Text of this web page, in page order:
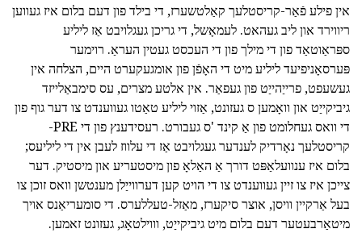
אין פילע פֿאַר-קריסטלעך קאַלטשערז, די בילד פון דעם בלום איז געווען
ריווירד און ליב געהאט. לעמאָשל, די גריכן געגלויבט אַז ליליע
ספּראַוטאַד פון די מילך פון די העכסט געטין העראַ. רוימער
פּערסאָניפיעד ליליע מיט די האָפֿן פון אומגעקערט היים, הצלחה אין
געשעפט, פרייַהייַט פון געפאַר. אין אלטע מצרים, עס סימבאַלייזד
גיביקייַט און וואָמען ס געזונט, אַזוי ליליע טאַטו געווענדט צו דער גוף פון
די וואס געחלומט פון אַ קינד 'ס געבורט. רעסידענץ פון די PRE-
קריסטלעך נאָרדיק לענדער געגלויבט אַז די עלווז לעבן אין די ליליעס;
בלום איז ענוועלאַפּט דורך אַ האַלאָ פון מיסטעריע און מיסטיק. דער
צייכן איז צו זיין געווענדט צו די הויט קען דערווייַלן מענטשן וואס זוכן צו
בעל אַרקיין וויסן, אוצר סיקערז, מאַזל-טעללערס. די סומעריאַנס אויך
מיטאַרבעטער דעם בלום מיט גיביקייַט, וווילטאָג, געזונט זאמען.